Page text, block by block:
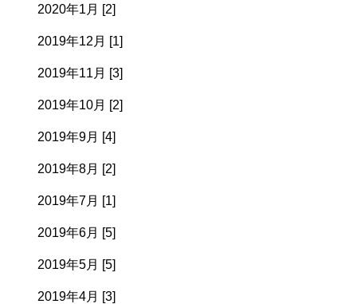
2020年1月 [2]
2019年12月 [1]
2019年11月 [3]
2019年10月 [2]
2019年9月 [4]
2019年8月 [2]
2019年7月 [1]
2019年6月 [5]
2019年5月 [5]
2019年4月 [3]